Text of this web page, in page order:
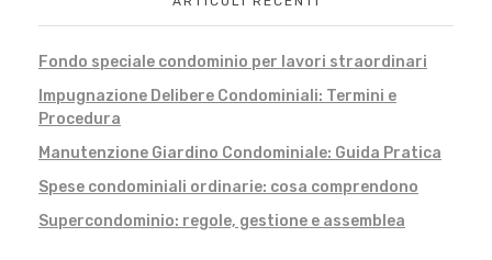
Fondo speciale condominio per lavori straordinari
Impugnazione Delibere Condominiali: Termini e
Procedura
Manutenzione Giardino Condominiale: Guida Pratica
Spese condominiali ordinarie: cosa comprendono
Supercondominio: regole, gestione e assemblea